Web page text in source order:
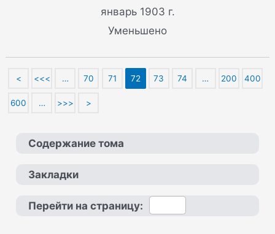
январь 1903 г.
Уменьшено
< <<< … 70 71 72 73 74 … 200 400
600 … >>> >
Содержание тома
Закладки
Перейти на страницу: